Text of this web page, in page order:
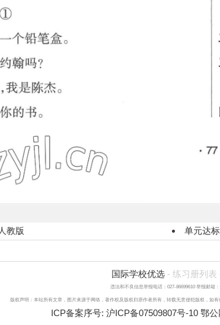
教版
单元达
国际学校优选- 练习册列表
违法和不良信息举报电话：027-86699610 举报邮箱：
版权声明：本站所有文章，图片来源于网络，著作权及版权归原作者所有，转载无意侵犯版权，如有
ICP备案序号: 沪ICP备07509807号-10 鄂公